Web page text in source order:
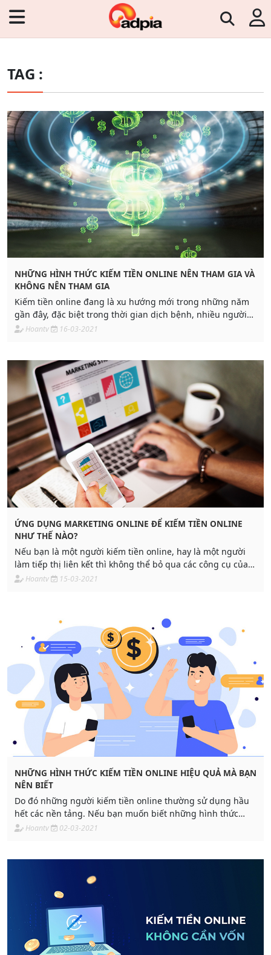
TAG :
NHỮNG HÌNH THỨC KIẾM TIỀN ONLINE NÊN THAM GIA VÀ
KHÔNG NÊN THAM GIA
Kiếm tiền online đang là xu hướng mới trong những năm
gần đây, đặc biệt trong thời gian dịch bệnh, nhiều người
phải ở nhà làm việc thì công việc kiếm tiền online
Hoantv 16-03-2021
ỨNG DỤNG MARKETING ONLINE ĐỂ KIẾM TIỀN ONLINE
NHƯ THẾ NÀO?
Nếu bạn là một người kiếm tiền online, hay là một người
làm tiếp thị liên kết thì không thể bỏ qua các công cụ của
marketing online. Biết cách sử dụng
Hoantv 15-03-2021
NHỮNG HÌNH THỨC KIẾM TIỀN ONLINE HIỆU QUẢ MÀ BẠN
NÊN BIẾT
Do đó những người kiếm tiền online thường sử dụng hầu
hết các nền tảng. Nếu bạn muốn biết những hình thức
kiếm tiền online hiệu quả thì hãy tiếp tục
Hoantv 02-03-2021